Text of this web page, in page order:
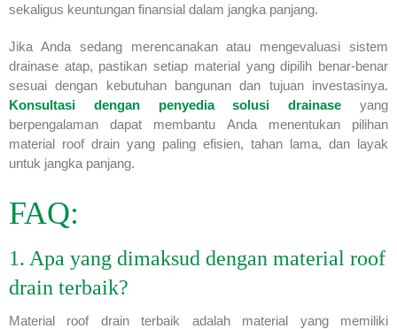
sekaligus keuntungan finansial dalam jangka panjang.
Jika Anda sedang merencanakan atau mengevaluasi sistem
drainase atap, pastikan setiap material yang dipilih benar-benar
sesuai dengan kebutuhan bangunan dan tujuan investasinya.
Konsultasi dengan penyedia solusi drainase yang
berpengalaman dapat membantu Anda menentukan pilihan
material roof drain yang paling efisien, tahan lama, dan layak
untuk jangka panjang.
FAQ:
1. Apa yang dimaksud dengan material roof
drain terbaik?
Material roof drain terbaik adalah material yang memiliki